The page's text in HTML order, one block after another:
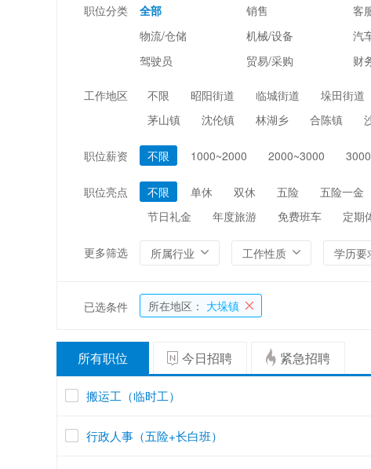
职位分类 全部 销售 客
物流/仓储
机械/设备 汽
驾驶员
贸易/采购 财
市场/媒介/公关
广告/会展/咨询
能源/电力/矿产
环
工作地区 不限 昭阳街道 临城街道 垛田街道
茅山镇
沈伦镇 林湖乡 合陈镇
职位薪资 不限 1000~2000 2000~3000
职位亮点 不限 单休 双休 五险 五险一金
节日礼金
年度旅游 免费班车 定期
更多筛选 所属行业 工作性质 学历要
已选条件 所在地区： 大垛镇
所有职位 今日招聘 紧急招聘
搬运工（临时工）
行政人事（五险+长白班）